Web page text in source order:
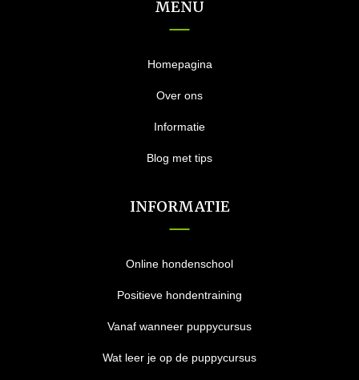
MENU
Homepagina
Over ons
Informatie
Blog met tips
INFORMATIE
Online hondenschool
Positieve hondentraining
Vanaf wanneer puppycursus
Wat leer je op de puppycursus